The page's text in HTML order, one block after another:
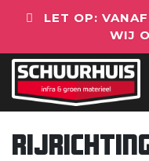
LET OP:
WIJ